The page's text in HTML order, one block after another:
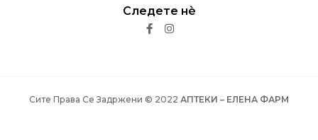
Следете нѐ
Сите Права Се Задржени © 2022 АПТЕКИ – ЕЛЕНА ФАРМ